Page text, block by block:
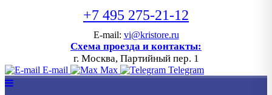
+7 495 275-21-12
E-mail: vi@kristore.ru
Схема проезда и контакты:
г. Москва, Партийный пер. 1
E-mail Max Telegram